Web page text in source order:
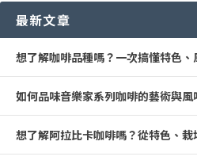
最新文章
想了解咖啡品種嗎？一次搞懂特色、
如何品味音樂家系列咖啡的藝術與風
想了解阿拉比卡咖啡嗎？從特色、